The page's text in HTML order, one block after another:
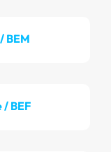
BEM
/ BEF